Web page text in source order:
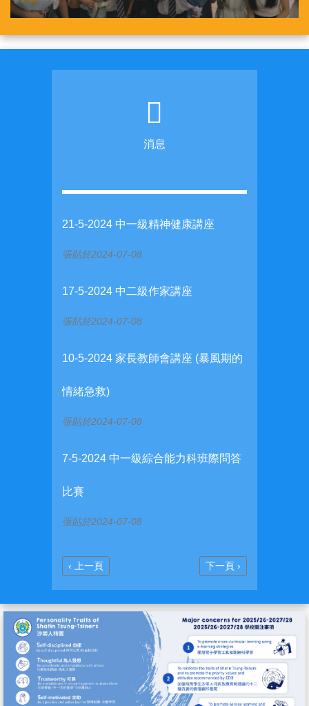
消息
21-5-2024 中一級精神健康講座
張貼於2024-07-08
17-5-2024 中二級作家講座
張貼於2024-07-08
10-5-2024 家長教師會講座 (暴風期的
情緒急救)
張貼於2024-07-08
7-5-2024 中一級綜合能力科班際問答
比賽
張貼於2024-07-08
Pagination
Previous
page
‹ 上一頁
Next
page
下一頁 ›